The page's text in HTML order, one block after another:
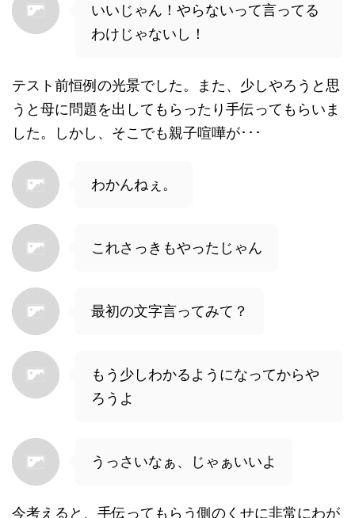
いいじゃん！やらないって言ってる
わけじゃないし！
テスト前恒例の光景でした。また、少しやろうと思
うと母に問題を出してもらったり手伝ってもらいま
した。しかし、そこでも親子喧嘩が･･･
わかんねぇ。
これさっきもやったじゃん
最初の文字言ってみて？
もう少しわかるようになってからや
ろうよ
うっさいなぁ、じゃぁいいよ
今考えると、手伝ってもらう側のくせに非常にわが